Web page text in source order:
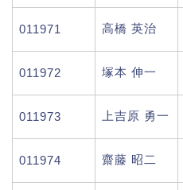
011971 高橋 英治
011972 塚本 伸一
011973 上吉原 勇一
011974 齋藤 昭二